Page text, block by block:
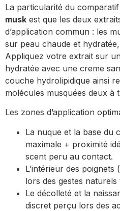
La particularité du comparatif
musk est que les deux
d’application commun : les
sur peau chaude et
Appliquez votre extrait sur
hydratée avec une creme
couche hydrolipidique ainsi
molécules musquées deux à
Les zones d’application
La nuque et la base du
maximale + proximité
scent peru au contact.
L’intérieur des
lors des gestes
Le décolleté et la
discret perçu lors des